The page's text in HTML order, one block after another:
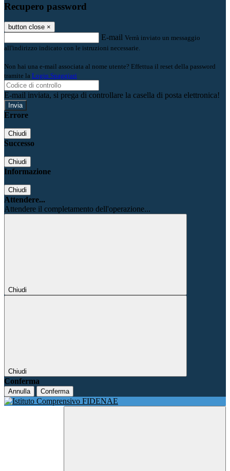
Recupero password
button close ×
E-mail Verrà inviato un messaggio
all'indirizzo indicato con le istruzioni necessarie.
Non hai una e-mail associata al nome utente? Effettua il reset della password
tramite la Login Spaggiari
E-mail inviata, si prega di controllare la casella di posta elettronica!
Errore
Chiudi
Successo
Chiudi
Informazione
Chiudi
Attendere...
Attendere il completamento dell'operazione...
Chiudi
Chiudi
Conferma
Annulla Conferma